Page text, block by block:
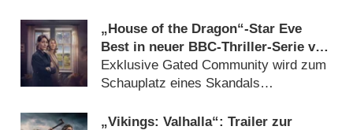
„House of the Dragon“-Star Eve
Best in neuer BBC-Thriller-Serie von
Nicôle Lecky
Exklusive Gated Community wird zum
Schauplatz eines Skandals
„Vikings: Valhalla“: Trailer zur